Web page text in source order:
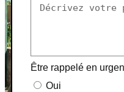
Être rappelé en
Oui